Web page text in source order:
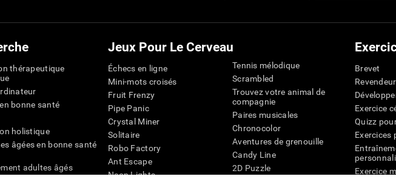
thérapeutique
bonne santé
holistique
âgées en bonne santé
adultes âgés
Jeux Pour Le Cerveau
Échecs en ligne
Mini-mots croisés
Fruit Frenzy
Pipe Panic
Crystal Miner
Solitaire
Robo Factory
Ant Escape
Neon Lights
Tennis mélodique
Scrambled
Trouvez votre animal de
compagnie
Paires musicales
Chronocolor
Aventures de grenouille
Candy Line
2D Puzzle
Brevet
Exercice
Quizz
Exercices
Exercice